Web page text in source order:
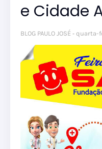
e Cidade
BLOG PAULO JOSÉ quarta-